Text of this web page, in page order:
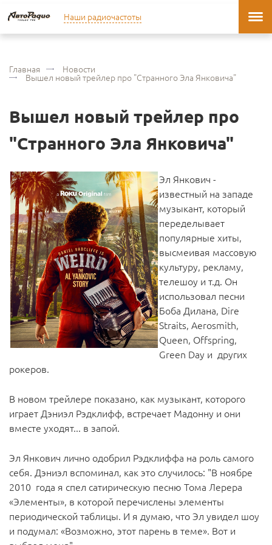
Наши радиочастоты
Главная Новости
Вышел новый трейлер про "Странного Эла Янковича"
Вышел новый трейлер про
"Странного Эла Янковича"
Эл Янкович -
известный на западе
музыкант, который
переделывает
популярные хиты,
высмеивая массовую
культуру, рекламу,
телешоу и т.д. Он
использовал песни
Боба Дилана, Dire
Straits, Aerosmith,
Queen, Offspring,
Green Day и других
рокеров.
В новом трейлере показано, как музыкант, которого
играет Дэниэл Рэдклифф, встречает Мадонну и они
вместе уходят... в запой.
Эл Янкович лично одобрил Рэдклиффа на роль самого
себя. Дэниэл вспоминал, как это случилось: "В ноябре
2010 года я спел сатирическую песню Тома Лерера
«Элементы», в которой перечислены элементы
периодической таблицы. И я думаю, что Эл увидел шоу
и подумал: «Возможно, этот парень в теме». Вот и